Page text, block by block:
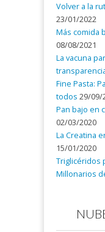
Volver a la
23/01/2022
Más comida
08/08/2021
La vacuna
Fine Pasta:
todos 29/09/
Pan bajo en
02/03/2020
La Creatina
15/01/2020
Triglicéridos
Millonarios